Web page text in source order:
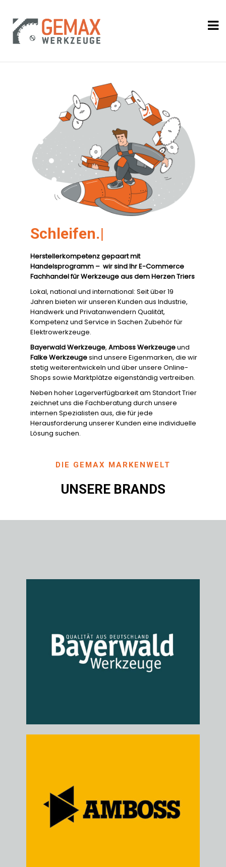
S|
Herstellerkompetenz gepaart mit
Handelsprogramm – wir sind Ihr E-Commerce
Fachhandel für Werkzeuge aus dem Herzen Triers
Lokal, national und international: Seit über 19
Jahren bieten wir unseren Kunden aus Industrie,
Handwerk und Privatanwendern Qualität,
Kompetenz und Service in Sachen Zubehör für
Elektrowerkzeuge.
Bayerwald Werkzeuge,Amboss Werkzeugeund
Falke Werkzeugesind unsere Eigenmarken, die wir
stetig weiterentwickeln und über unsere Online-
Shops sowie Marktplätze eigenständig vertreiben.
Neben hoher Lagerverfügbarkeit am Standort Trier
zeichnet uns die Fachberatung durch unsere
internen Spezialisten aus, die für jede
Herausforderung unserer Kunden eine individuelle
Lösung suchen.
DIE GEMAX MARKENWELT
UNSERE BRANDS
Bayerwald Werkzeuge
Amboss Werkzeuge
Falke Werkzeuge